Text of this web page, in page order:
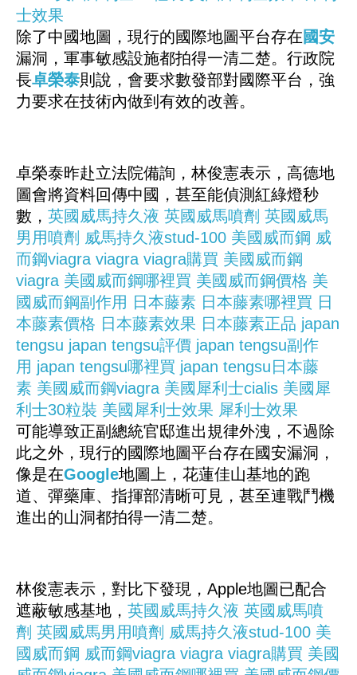
士效果
除了中國地圖，現行的國際地圖平台存在國安
漏洞，軍事敏感設施都拍得一清二楚。行政院
長卓榮泰則說，會要求數發部對國際平台，強
力要求在技術內做到有效的改善。
卓榮泰昨赴立法院備詢，林俊憲表示，高德地
圖會將資料回傳中國，甚至能偵測紅綠燈秒
數， 英國威馬持久液 英國威馬噴劑 英國威馬
男用噴劑 威馬持久液stud-100 美國威而鋼 威
而鋼viagra viagra viagra購買 美國威而鋼
viagra 美國威而鋼哪裡買 美國威而鋼價格 美
國威而鋼副作用 日本藤素 日本藤素哪裡買 日
本藤素價格 日本藤素效果 日本藤素正品 japan
tengsu japan tengsu評價 japan tengsu副作
用 japan tengsu哪裡買 japan tengsu日本藤
素 美國威而鋼viagra 美國犀利士cialis 美國犀
利士30粒裝 美國犀利士效果 犀利士效果
可能導致正副總統官邸進出規律外洩，不過除
此之外，現行的國際地圖平台存在國安漏洞，
像是在Google地圖上，花蓮佳山基地的跑
道、彈藥庫、指揮部清晰可見，甚至連戰鬥機
進出的山洞都拍得一清二楚。
林俊憲表示，對比下發現，Apple地圖已配合
遮蔽敏感基地， 英國威馬持久液 英國威馬噴
劑 英國威馬男用噴劑 威馬持久液stud-100 美
國威而鋼 威而鋼viagra viagra viagra購買 美國